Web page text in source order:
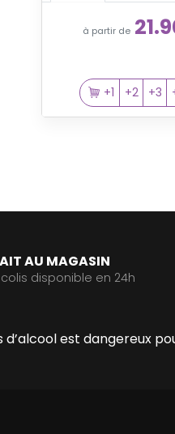
à partir de
+1
+2 +3
AU MAGASIN
disponible en 24h
est dangereux